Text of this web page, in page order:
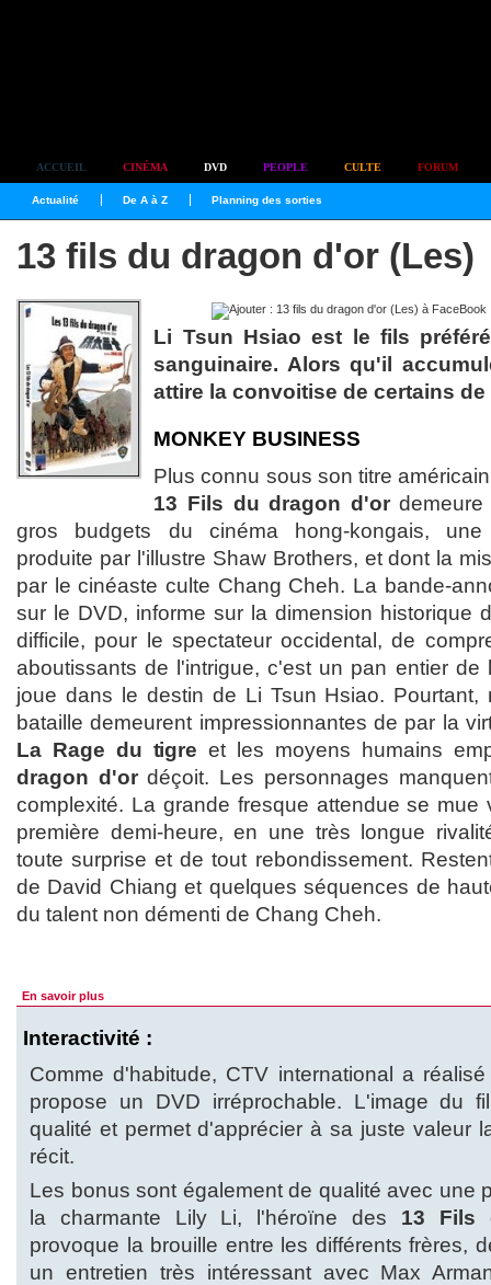
ACCUEIL CINÉMA DVD PEOPLE CULTE FORUM
Actualité De A à Z Planning des sorties
13 fils du dragon d'or (Les)
Li Tsun Hsiao est le fils
sanguinaire. Alors qu'il
attire la convoitise de certains de
MONKEY BUSINESS
Plus connu sous son titre
13 Fils du dragon d'ordemeure
gros budgets du cinéma hong-kongais, une
produite par l'illustre Shaw Brothers, et dont la
par le cinéaste culte Chang Cheh. La bande-
sur le DVD, informe sur la dimension historique
difficile, pour le spectateur occidental, de
aboutissants de l'intrigue, c'est un pan entier de
joue dans le destin de Li Tsun Hsiao.
bataille demeurent impressionnantes de par la
La Rage du tigre et les moyens humains
dragon d'ordéçoit. Les personnages
complexité. La grande fresque attendue se mue
première demi-heure, en une très longue
toute surprise et de tout rebondissement.
de David Chiang et quelques séquences de
du talent non démenti de Chang Cheh.
En savoir plus
Interactivité :
Comme d'habitude, CTV international a
propose un DVD irréprochable. L'image du
qualité et permet d'apprécier à sa juste valeur
récit.
Les bonus sont également de qualité avec une
la charmante Lily Li, l'héroïne des 13 Fils
provoque la brouille entre les différents frères,
un entretien très intéressant avec Max